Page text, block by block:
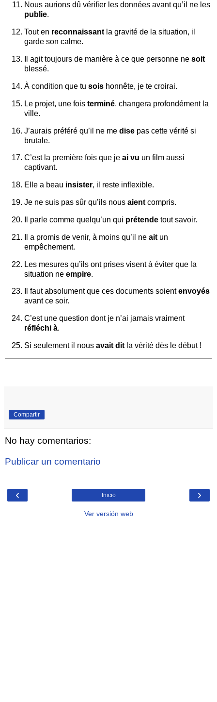
Nous aurions dû vérifier les données avant qu’il ne les
publie.
Tout en reconnaissant la gravité de la situation, il
garde son calme.
Il agit toujours de manière à ce que personne ne soit
blessé.
À condition que tu sois honnête, je te croirai.
Le projet, une fois terminé, changera profondément la
ville.
J’aurais préféré qu’il ne me dise pas cette vérité si
brutale.
C’est la première fois que je ai vu un film aussi
captivant.
Elle a beau insister, il reste inflexible.
Je ne suis pas sûr qu’ils nous aient compris.
Il parle comme quelqu’un qui prétende tout savoir.
Il a promis de venir, à moins qu’il ne ait un
empêchement.
Les mesures qu’ils ont prises visent à éviter que la
situation ne empire.
Il faut absolument que ces documents soientenvoyés
avant ce soir.
C’est une question dont je n’ai jamais vraiment
réfléchi à.
Si seulement il nous avait dit la vérité dès le début !
Compartir
No hay comentarios:
Publicar un comentario
‹ ›
Inicio
Ver versión web